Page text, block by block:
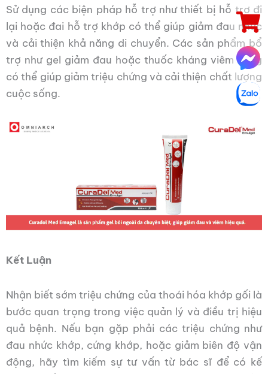
Sử dụng các biện pháp hỗ trợ như thiết bị hỗ trợ đi
lại hoặc đai hỗ trợ khớp có thể giúp giảm đau nhức
và cải thiện khả năng di chuyển. Các sản phẩm bổ
trợ như gel giảm đau hoặc thuốc kháng viêm cũng
có thể giúp giảm triệu chứng và cải thiện chất lượng
cuộc sống.
Kết Luận
Nhận biết sớm triệu chứng của thoái hóa khớp gối là
bước quan trọng trong việc quản lý và điều trị hiệu
quả bệnh. Nếu bạn gặp phải các triệu chứng như
đau nhức khớp, cứng khớp, hoặc giảm biên độ vận
động, hãy tìm kiếm sự tư vấn từ bác sĩ để có kế